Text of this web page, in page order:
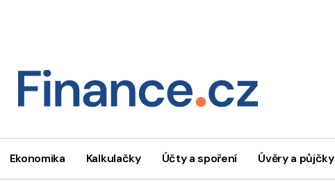
Ekonomika Kalkulačky Účty a spoření Úvěry a půjčky